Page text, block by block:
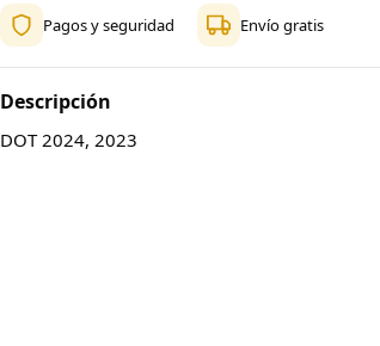
Pagos y seguridad Envío gratis
Descripción
DOT 2024, 2023